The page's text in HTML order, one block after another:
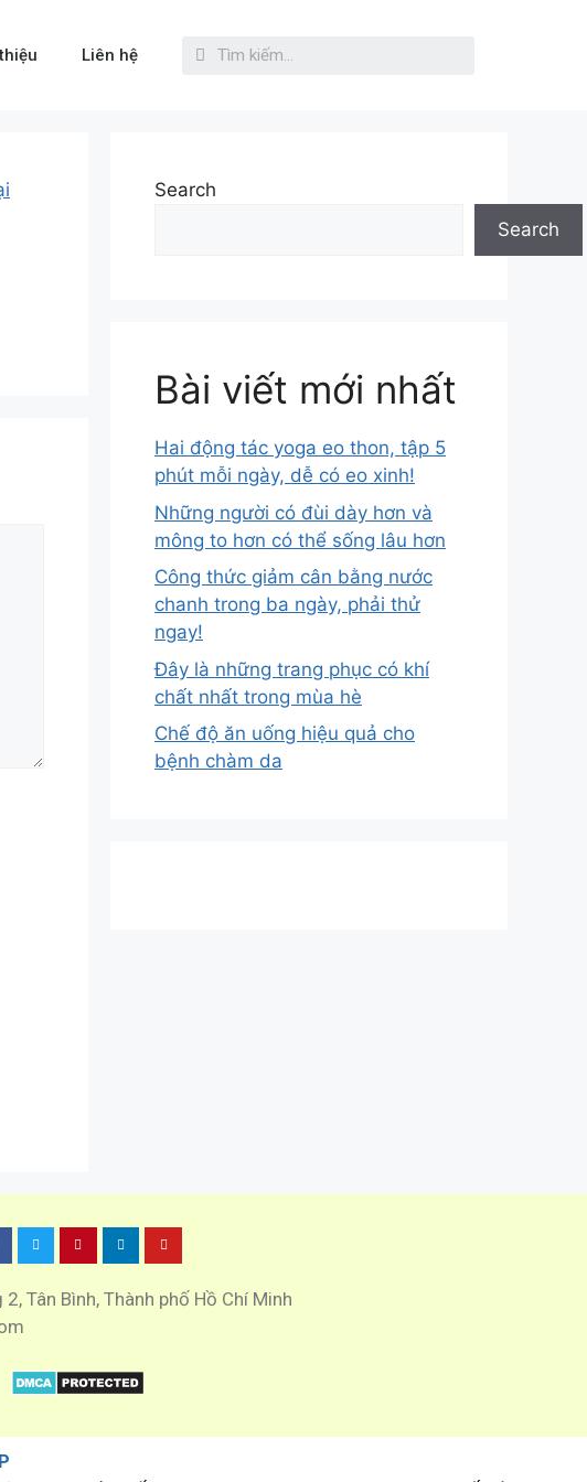
Liên hệ
Search
Search
Bài viết mới nhất
Hai động tác yoga eo thon, tập 5
phút mỗi ngày, dễ có eo xinh!
Những người có đùi dày hơn và
mông to hơn có thể sống lâu hơn
Công thức giảm cân bằng nước
chanh trong ba ngày, phải thử
ngay!
Đây là những trang phục có khí
chất nhất trong mùa hè
Chế độ ăn uống hiệu quả cho
bệnh chàm da
Tân Bình, Thành phố Hồ Chí Minh